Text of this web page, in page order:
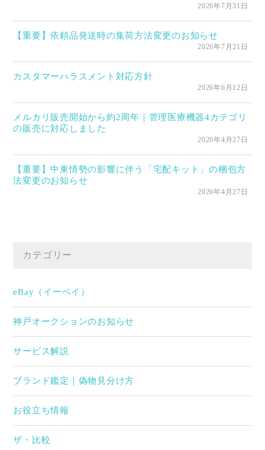
2026年7月31日
【重要】依頼品発送時の集荷方法変更のお知らせ
2026年7月21日
カスタマーハラスメント対応方針
2026年6月12日
メルカリ販売開始から約2周年｜管理医療機器4カテゴリ
の販売に対応しました
2026年4月27日
【重要】中東情勢の影響に伴う「宅配キット」の梱包方
法変更のお知らせ
2026年4月27日
カテゴリー
eBay（イーベイ）
神戸オークションのお知らせ
サービス解説
ブランド鑑定｜偽物見分け方
お役立ち情報
ザ・比較